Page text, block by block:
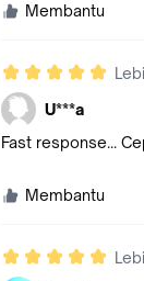
Membantu
U***a
Fast response...
Membantu